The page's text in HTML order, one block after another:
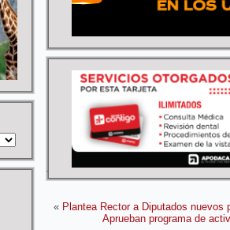
« Plantea Rector a Diputados
Aprueban programa de